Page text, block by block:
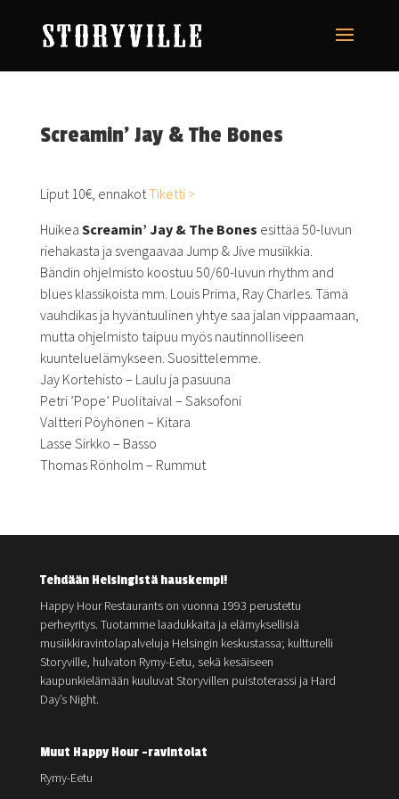
Screamin’ Jay & The Bones
Liput 10€, ennakotTiketti >
Huikea Screamin’ Jay & The Bones esittää 50-luvun
riehakasta ja svengaavaa Jump & Jive musiikkia.
Bändin ohjelmisto koostuu 50/60-luvun rhythm and
blues klassikoista mm. Louis Prima, Ray Charles. Tämä
vauhdikas ja hyväntuulinen yhtye saa jalan vippaamaan,
mutta ohjelmisto taipuu myös nautinnolliseen
kuunteluelämykseen. Suosittelemme.
Jay Kortehisto – Laulu ja pasuuna
Petri ’Pope’ Puolitaival – Saksofoni
Valtteri Pöyhönen – Kitara
Lasse Sirkko – Basso
Thomas Rönholm – Rummut
Tehdään Helsingistä hauskempi!
Happy Hour Restaurants on vuonna 1993 perustettu
perheyritys. Tuotamme laadukkaita ja elämyksellisiä
musiikkiravintolapalveluja Helsingin keskustassa; kultturelli
Storyville, hulvaton Rymy-Eetu, sekä kesäiseen
kaupunkielämään kuuluvat Storyvillen puistoterassi ja Hard
Day’s Night.
Muut Happy Hour -ravintolat
Rymy-Eetu